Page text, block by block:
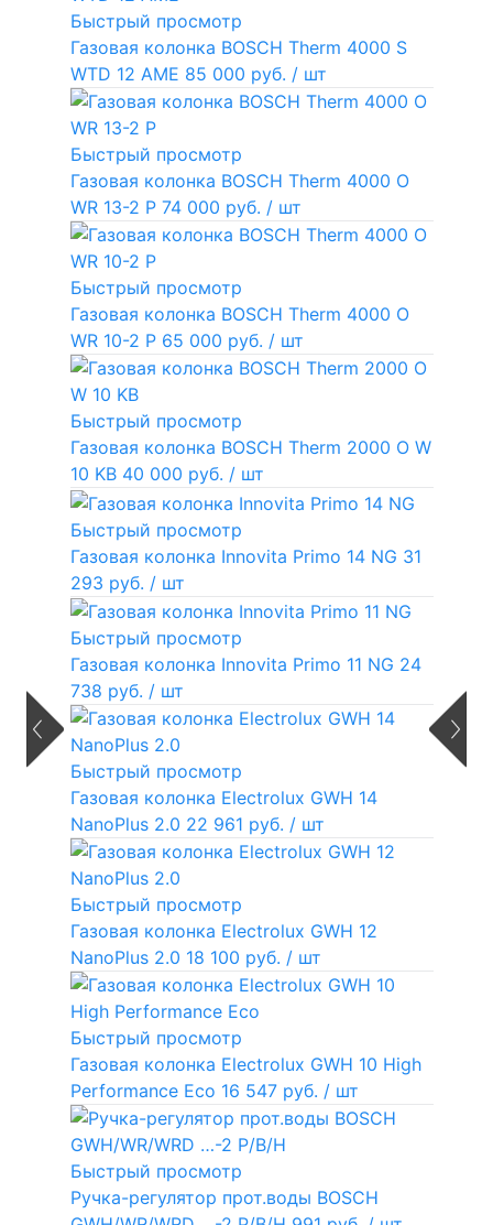
Быстрый просмотр
Газовая колонка BOSCH Therm 4000 S
WTD 12 AME 85 000 руб. / шт
Быстрый просмотр
Газовая колонка BOSCH Therm 4000 O
WR 13-2 P 74 000 руб. / шт
Быстрый просмотр
Газовая колонка BOSCH Therm 4000 O
WR 10-2 P 65 000 руб. / шт
Быстрый просмотр
Газовая колонка BOSCH Therm 2000 O W
10 KB 40 000 руб. / шт
Быстрый просмотр
Газовая колонка Innovita Primo 14 NG 31
293 руб. / шт
Быстрый просмотр
Газовая колонка Innovita Primo 11 NG 24
738 руб. / шт
Быстрый просмотр
Газовая колонка Electrolux GWH 14
NanoPlus 2.0 22 961 руб. / шт
Быстрый просмотр
Газовая колонка Electrolux GWH 12
NanoPlus 2.0 18 100 руб. / шт
Быстрый просмотр
Газовая колонка Electrolux GWH 10 High
Performance Eco 16 547 руб. / шт
Быстрый просмотр
Ручка-регулятор прот.воды BOSCH